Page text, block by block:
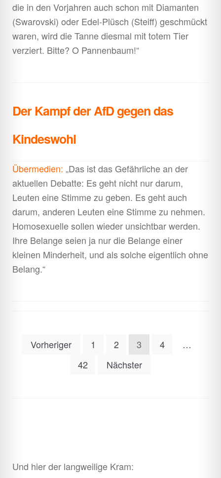
die in den Vorjahren auch schon mit Diamanten
(Swarovski) oder Edel-Plüsch (Steiff) geschmückt
waren, wird die Tanne diesmal mit totem Tier
verziert. Bitte? O Pannenbaum!“
Der Kampf der AfD gegen das
Kindeswohl
Übermedien: „Das ist das Gefährliche an der
aktuellen Debatte: Es geht nicht nur darum,
Leuten eine Stimme zu geben. Es geht auch
darum, anderen Leuten eine Stimme zu nehmen.
Homosexuelle sollen wieder unsichtbar werden.
Ihre Belange seien ja nur die Belange einer
kleinen Minderheit, und als solche eigentlich ohne
Belang.“
Seitennummerierung
Vorheriger 1 2 3 4
…
42
Nächster
Und hier der langweilige Kram: